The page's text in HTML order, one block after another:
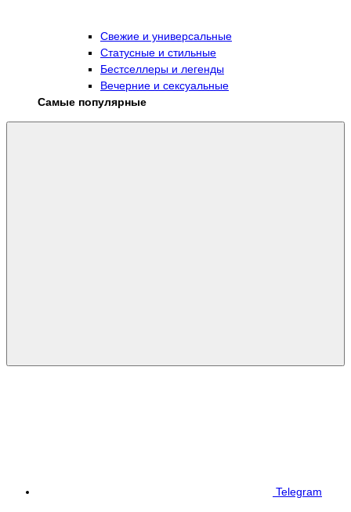
Свежие и универсальные
Статусные и стильные
Бестселлеры и легенды
Вечерние и сексуальные
Самые популярные
Telegram